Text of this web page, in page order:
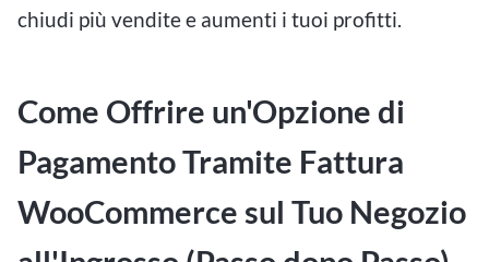
chiudi più vendite e aumenti i tuoi profitti.
Come Offrire un'Opzione di
Pagamento Tramite Fattura
WooCommerce sul Tuo Negozio